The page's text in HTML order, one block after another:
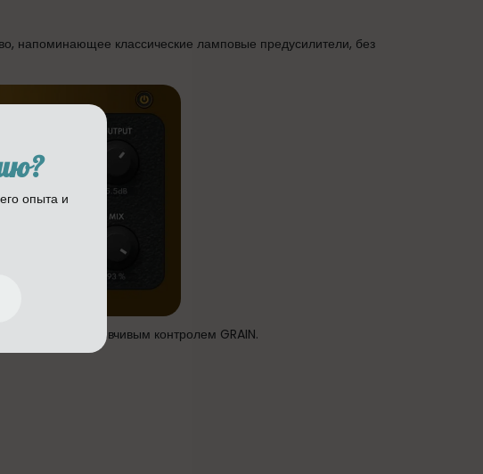
опыта и
напоминающее классические ламповые предусилители, без
и отзывчивым контролем GRAIN.